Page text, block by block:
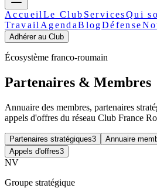
Accueil Le Club ServicesQui
Travail AgendaBlogDéfense
Adhérer au Club
Écosystème franco-roumain
Partenaires & Membres
Annuaire des membres, partenaires
appels d'offres du réseau Club France
Partenaires stratégiques3 Annuaire
Appels d'offres3
NV
Groupe stratégique